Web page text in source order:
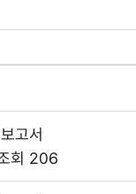
고서
회 206